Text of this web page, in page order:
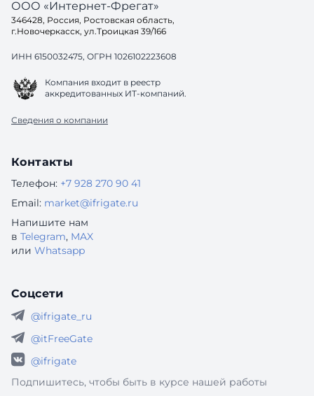
ООО «Интернет-Фрегат»
346428, Россия, Ростовская область,
г.Новочеркасск, ул.Троицкая 39/166
ИНН 6150032475, ОГРН 1026102223608
Компания входит в реестр
аккредитованных ИТ-компаний.
Сведения о компании
Контакты
Телефон: +7 928 270 90 41
Email: market@ifrigate.ru
Напишите нам
в Telegram, MAX
или Whatsapp
Соцсети
@ifrigate_ru
@itFreeGate
@ifrigate
Подпишитесь, чтобы быть в курсе нашей работы